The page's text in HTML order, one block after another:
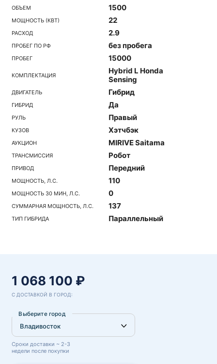
ОБЪЕМ 1500
МОЩНОСТЬ (КВТ) 22
РАСХОД 2.9
ПРОБЕГ ПО РФ без пробега
ПРОБЕГ 15000
КОМПЛЕКТАЦИЯ
Hybrid L Honda
Sensing
ДВИГАТЕЛЬ Гибрид
ГИБРИД Да
РУЛЬ Правый
КУЗОВ Хэтчбэк
АУКЦИОН MIRIVE Saitama
ТРАНСМИССИЯ Робот
ПРИВОД Передний
МОЩНОСТЬ, Л.С. 110
МОЩНОСТЬ 30 МИН, Л.С. 0
СУММАРНАЯ МОЩНОСТЬ, Л.С. 137
ТИП ГИБРИДА Параллельный
1 068 100 ₽
С ДОСТАВКОЙ В ГОРОД:
Выберите город
Сроки доставки ~ 2-3
недели после покупки